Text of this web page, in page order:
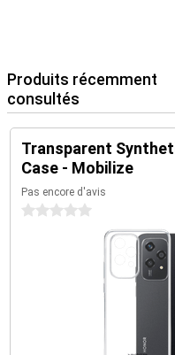
Produits récemment
consultés
Transparent
Case - Mobilize
Pas encore d'avis
0 étoiles